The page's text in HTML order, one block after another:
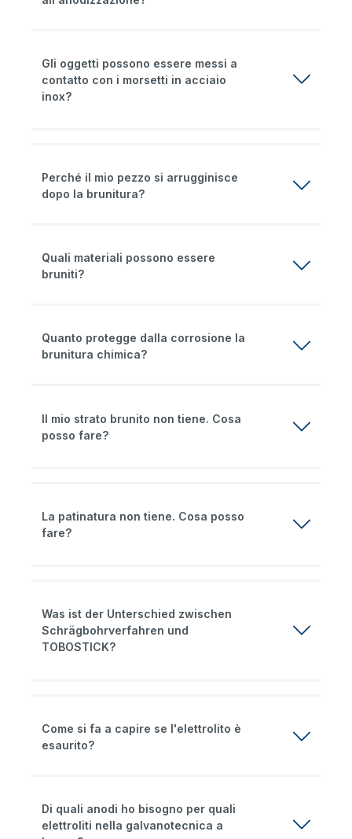
Gli oggetti possono essere messi a
contatto con i morsetti in acciaio
inox?
Perché il mio pezzo si arrugginisce
dopo la brunitura?
Quali materiali possono essere
bruniti?
Quanto protegge dalla corrosione la
brunitura chimica?
Il mio strato brunito non tiene. Cosa
posso fare?
La patinatura non tiene. Cosa posso
fare?
Was ist der Unterschied zwischen
Schrägbohrverfahren und
TOBOSTICK?
Come si fa a capire se l'elettrolito è
esaurito?
Di quali anodi ho bisogno per quali
elettroliti nella galvanotecnica a